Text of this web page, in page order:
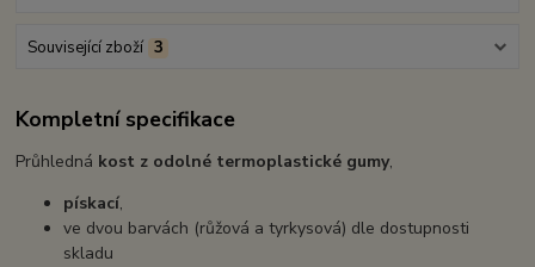
Související zboží 3
Kompletní specifikace
Průhledná kost z odolné termoplastické gumy,
pískací,
ve dvou barvách (růžová a tyrkysová) dle dostupnosti
skladu